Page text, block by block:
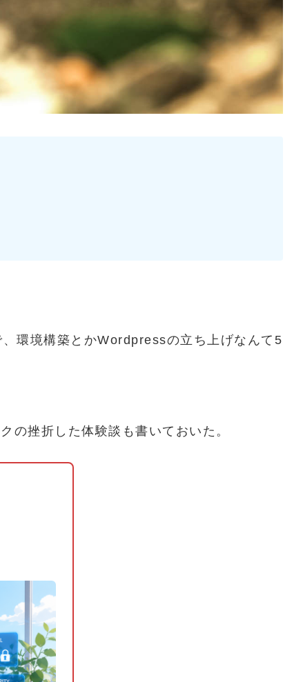
環境構築とかWordpressの立ち上げなんて5
の挫折した体験談も書いておいた。